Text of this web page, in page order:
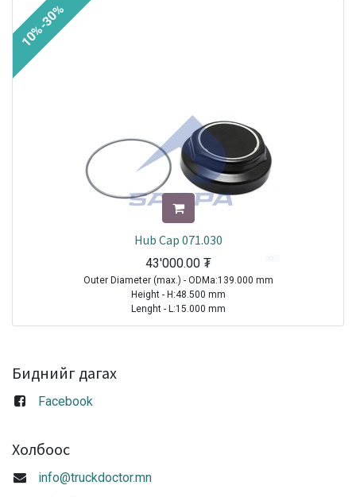
Hub Cap 071.030
43'000.00₮
Outer Diameter (max.) - ODMa:139.000 mm
Height - H:48.500 mm
Lenght - L:15.000 mm
Thread Size (Min.) - TSMi:M135X2
TRAILER|BPW|SH..LL Series ( Disc Brakes SB 4309|SB4345)
TRAILER|BPW|SKH..LL Series ( Disc Brakes SB 3745 )|1998-2010
TRAILER|BPW|Eco Plus 3 Hub System|2017-2021
10%-30%
Биднийг дагах
Facebook
Холбоос
info@truckdoctor.mn